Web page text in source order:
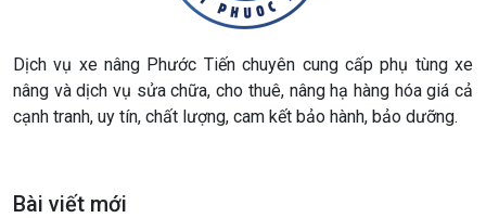
Dịch vụ xe nâng Phước Tiến chuyên cung cấp phụ tùng xe
nâng và dịch vụ sửa chữa, cho thuê, nâng hạ hàng hóa giá cả
cạnh tranh, uy tín, chất lượng, cam kết bảo hành, bảo dưỡng.
Bài viết mới